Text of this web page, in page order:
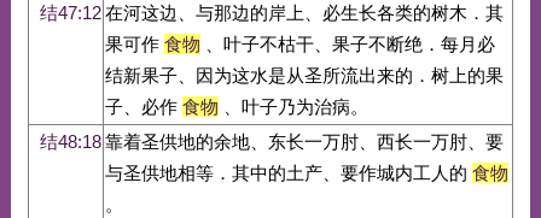
结47:12在河这边、与那边的岸上、必生长各类的树木．其
果可作 食物 、叶子不枯干、果子不断绝．每月必
结新果子、因为这水是从圣所流出来的．树上的果
子、必作 食物 、叶子乃为治病。
结48:18靠着圣供地的余地、东长一万肘、西长一万肘、要
与圣供地相等．其中的土产、要作城内工人的 食物
。